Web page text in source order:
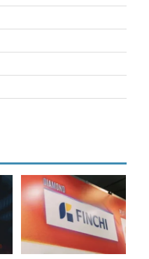
事業好調による増員を
員募集は1職種につき
うれしい傾向だ。
持している。特に
までは即戦力層やリー
の若年層の求人も緩や